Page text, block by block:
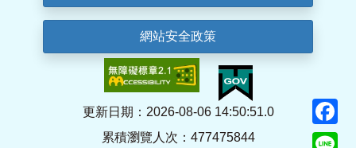
網站安全政策
更新日期：2026-08-06 14:50:51.0
累積瀏覽人次：477475844